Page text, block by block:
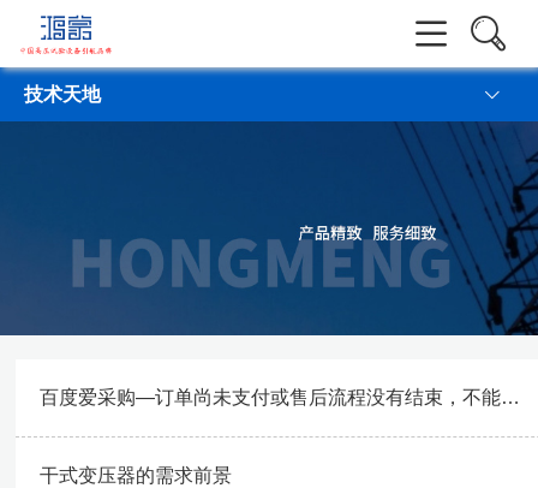
技术天地
实操视频
百度爱采购—订单尚未支付或售后流程没有结束，不能进行发货操作
干式变压器的需求前景